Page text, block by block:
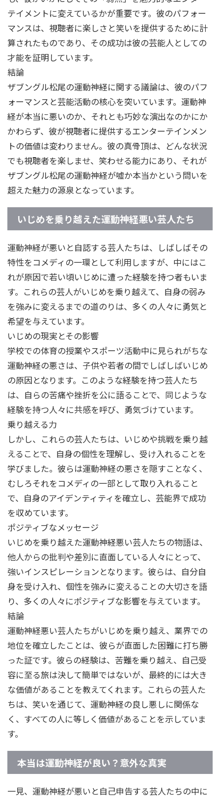
テイメントに変えているかが重要です。彼のパフォー
マンスは、視聴者に楽しさと笑いを提供するために計
算されたものであり、その成功は彼の芸能人としての
才能を証明しています。
結論
ザブングル松尾の運動神経に関する議論は、彼のパフ
ォーマンスと芸能活動の核心を突いています。運動神
経が本当に悪いのか、それとも巧妙な演出なのかにか
かわらず、彼が視聴者に提供するエンターテインメン
トの価値は変わりません。彼の真骨頂は、どんな状況
でも視聴者を楽しませ、笑わせる能力にあり、それが
ザブングル松尾の運動神経が嘘か本当かという問いを
超えた魅力の源泉となっています。
いじめを乗り越えた運動神経悪い芸人たち
運動神経が悪いと自認する芸人たちは、しばしばその
特性をコメディの一環として利用しますが、中にはこ
れが原因で若い頃いじめに遭った経験を持つ者もいま
す。これらの芸人がいじめを乗り越えて、自身の弱み
を強みに変えるまでの道のりは、多くの人々に勇気と
希望を与えています。
いじめの現実とその影響
学校での体育の授業やスポーツ活動中に見られがちな
運動神経の悪さは、子供や若者の間でしばしばいじめ
の原因となります。このような経験を持つ芸人たち
は、自らの苦痛や挫折を公に語ることで、同じような
経験を持つ人々に共感を呼び、勇気づけています。
乗り越える力
しかし、これらの芸人たちは、いじめや挑戦を乗り越
えることで、自身の個性を理解し、受け入れることを
学びました。彼らは運動神経の悪さを隠すことなく、
むしろそれをコメディの一部として取り入れること
で、自身のアイデンティティを確立し、芸能界で成功
を収めています。
ポジティブなメッセージ
いじめを乗り越えた運動神経悪い芸人たちの物語は、
他人からの批判や差別に直面している人々にとって、
強いインスピレーションとなります。彼らは、自分自
身を受け入れ、個性を強みに変えることの大切さを語
り、多くの人々にポジティブな影響を与えています。
結論
運動神経悪い芸人たちがいじめを乗り越え、業界での
地位を確立したことは、彼らが直面した困難に打ち勝
った証です。彼らの経験は、苦難を乗り越え、自己受
容に至る旅は決して簡単ではないが、最終的には大き
な価値があることを教えてくれます。これらの芸人た
ちは、笑いを通じて、運動神経の良し悪しに関係な
く、すべての人に等しく価値があることを示していま
す。
本当は運動神経が良い？意外な真実
一見、運動神経が悪いと自己申告する芸人たちの中に